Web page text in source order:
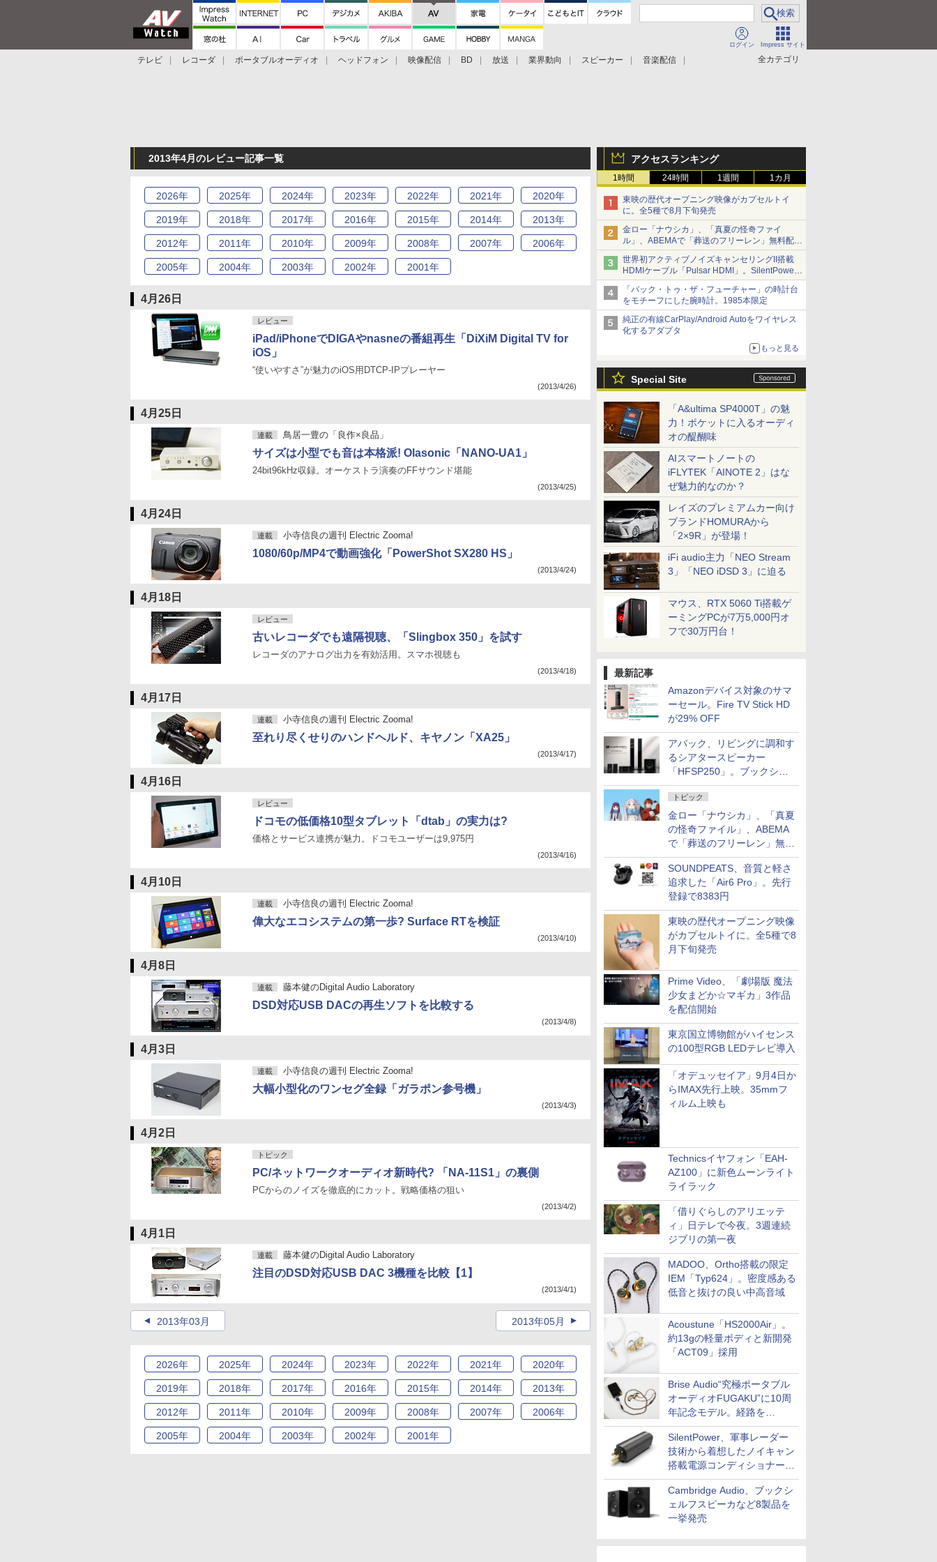
ログイン Impress サイト
全カテゴリ
テレビ レコーダ ポータブルオーディオ ヘッドフォン 映像配信 BD 放送 業界動向 スピーカー
音楽配信
アクセスランキング
1時間 24時間 1週間 1カ月
東映の歴代オープニング映像がカプセルトイ
に。全5種で8月下旬発売
金ロー「ナウシカ」、「真夏の怪奇ファイ
ル」、ABEMAで「葬送のフリーレン」無料配信
など。夏の特番・配信情報
世界初アクティブノイズキャンセリングII搭載
HDMIケーブル「Pulsar HDMI」。SilentPower
から
「バック・トゥ・ザ・フューチャー」の時計台
をモチーフにした腕時計。1985本限定
純正の有線CarPlay/Android Autoをワイヤレス
化するアダプタ
もっと見る
Special Site
「A&ultima SP4000T」の魅
力！ポケットに入るオーディ
オの醍醐味
AIスマートノートの
iFLYTEK「AINOTE 2」はな
ぜ魅力的なのか？
レイズのプレミアムカー向け
ブランドHOMURAから
「2×9R」が登場！
iFi audio主力「NEO Stream
3」「NEO iDSD 3」に迫る
マウス、RTX 5060 Ti搭載ゲ
ーミングPCが7万5,000円オ
フで30万円台！
最新記事
Amazonデバイス対象のサマ
ーセール。Fire TV Stick HD
が29% OFF
アバック、リビングに調和す
るシアタースピーカー
「HFSP250」。ブックシェ
ルフはペア3万円以下
トピック
金ロー「ナウシカ」、「真夏
の怪奇ファイル」、ABEMA
で「葬送のフリーレン」無料
配信など。夏の特番・配信情
報
SOUNDPEATS、音質と軽さ
追求した「Air6 Pro」。先行
登録で8383円
東映の歴代オープニング映像
がカプセルトイに。全5種で8
月下旬発売
Prime Video、「劇場版 魔法
少女まどか☆マギカ」3作品
を配信開始
東京国立博物館がハイセンス
の100型RGB LEDテレビ導入
「オデュッセイア」9月4日か
らIMAX先行上映。35mmフ
ィルム上映も
Technicsイヤフォン「EAH-
AZ100」に新色ムーンライト
ライラック
「借りぐらしのアリエッテ
ィ」日テレで今夜。3週連続
ジブリの第一夜
MADOO、Ortho搭載の限定
IEM「Typ624」。密度感ある
低音と抜けの良い中高音域
Acoustune「HS2000Air」。
約13gの軽量ボディと新開発
「ACT09」採用
Brise Audio“究極ポータブル
オーディオFUGAKU”に10周
年記念モデル。経路を
NISHIKIで統一。400万円
SilentPower、軍事レーダー
技術から着想したノイキャン
搭載電源コンディショナー
「AC iPurifier2」
Cambridge Audio、ブックシ
ェルフスピーカなど8製品を
一挙発売
2013年4月のレビュー記事一覧
2026年 2025年 2024年 2023年 2022年 2021年 2020年
2019年 2018年 2017年 2016年 2015年 2014年 2013年
2012年 2011年 2010年 2009年 2008年 2007年 2006年
2005年 2004年 2003年 2002年 2001年
4月26日
レビュー
iPad/iPhoneでDIGAやnasneの番組再生「DiXiM Digital TV for
iOS」
“使いやすさ”が魅力のiOS用DTCP-IPプレーヤー
(2013/4/26)
4月25日
連載 鳥居一豊の「良作×良品」
サイズは小型でも音は本格派! Olasonic「NANO-UA1」
24bit96kHz収録。オーケストラ演奏のFFサウンド堪能
(2013/4/25)
4月24日
連載 小寺信良の週刊 Electric Zooma!
1080/60p/MP4で動画強化「PowerShot SX280 HS」
(2013/4/24)
4月18日
レビュー
古いレコーダでも遠隔視聴、「Slingbox 350」を試す
レコーダのアナログ出力を有効活用。スマホ視聴も
(2013/4/18)
4月17日
連載 小寺信良の週刊 Electric Zooma!
至れり尽くせりのハンドヘルド、キヤノン「XA25」
(2013/4/17)
4月16日
レビュー
ドコモの低価格10型タブレット「dtab」の実力は?
価格とサービス連携が魅力。ドコモユーザーは9,975円
(2013/4/16)
4月10日
連載 小寺信良の週刊 Electric Zooma!
偉大なエコシステムの第一歩? Surface RTを検証
(2013/4/10)
4月8日
連載 藤本健のDigital Audio Laboratory
DSD対応USB DACの再生ソフトを比較する
(2013/4/8)
4月3日
連載 小寺信良の週刊 Electric Zooma!
大幅小型化のワンセグ全録「ガラポン参号機」
(2013/4/3)
4月2日
トピック
PC/ネットワークオーディオ新時代? 「NA-11S1」の裏側
PCからのノイズを徹底的にカット。戦略価格の狙い
(2013/4/2)
4月1日
連載 藤本健のDigital Audio Laboratory
注目のDSD対応USB DAC 3機種を比較【1】
(2013/4/1)
2013年03月 2013年05月
2026年 2025年 2024年 2023年 2022年 2021年 2020年
2019年 2018年 2017年 2016年 2015年 2014年 2013年
2012年 2011年 2010年 2009年 2008年 2007年 2006年
2005年 2004年 2003年 2002年 2001年